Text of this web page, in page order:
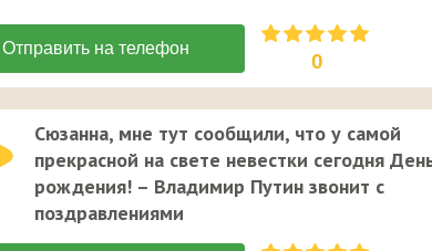
0
Сюзанна, мне тут сообщили, что у самой
прекрасной на свете невестки сегодня
рождения! – Владимир Путин звонит с
поздравлениями